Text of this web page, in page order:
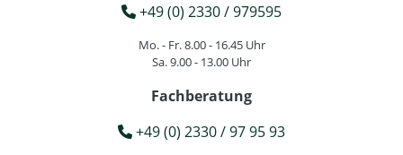
+49 (0) 2330 / 979595
Mo. - Fr. 8.00 - 16.45 Uhr
Sa. 9.00 - 13.00 Uhr
Fachberatung
+49 (0) 2330 / 97 95 93